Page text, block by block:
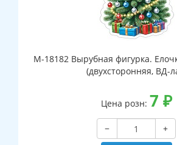
М-18182 Вырубная фигурка.
(двухсторонняя, ВД-
Цена розн: 7 ₽
−
+